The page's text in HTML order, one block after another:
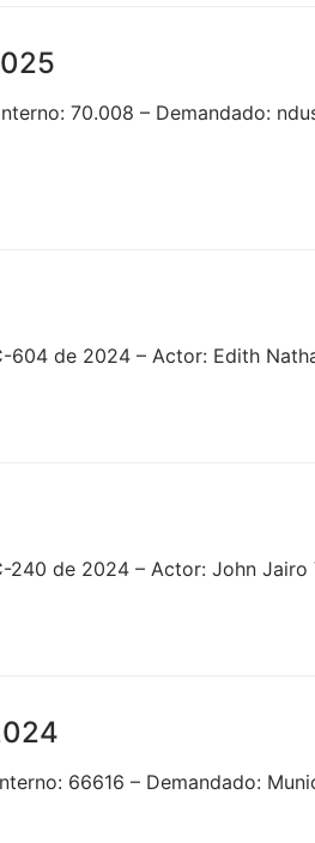
70.008 – Demandado:
de 2024 – Actor: Edith
de 2024 – Actor: John
66616 – Demandado: